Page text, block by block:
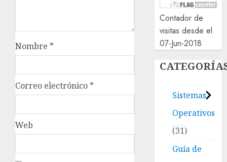
Nombre *
Correo electrónico *
Web
Contador de
visitas desde el
07-Jun-2018
Sistemas
Operativos
31
Guía de